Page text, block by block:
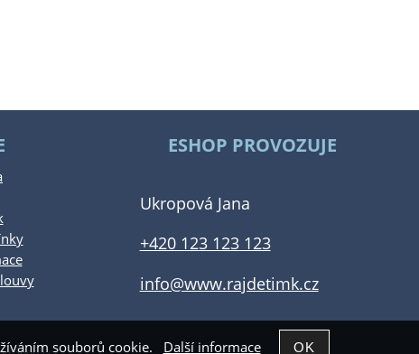
ESHOP PROVOZUJE
Ukropová Jana
+420 123 123 123
info@www.rajdetimk.cz
souborů cookie. Další informace